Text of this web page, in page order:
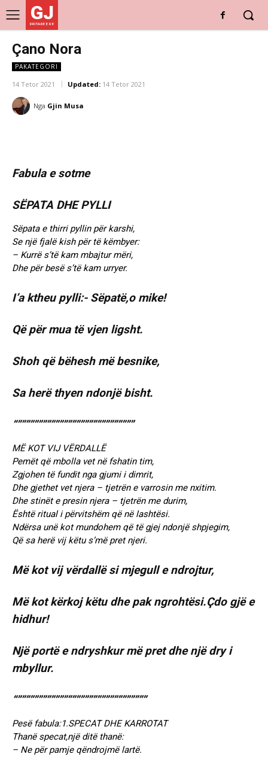
GJ
DRITARE E RE
Çano Nora
PAKATEGORI
14 Tetor 2021 Updated: 14 Tetor 2021
Nga Gjin Musa
Fabula e sotme
SËPATA DHE PYLLI
Sëpata e thirri pyllin për karshi,
Se një fjalë kish për të këmbyer:
– Kurrë s’të kam mbajtur mëri,
Dhe për besë s’të kam urryer.
I’a ktheu pylli:- Sëpatë,o mike!
Që për mua të vjen ligsht.
Shoh që bëhesh më besnike,
Sa herë thyen ndonjë bisht.
“””””””””””””””””””””””””””””
MË KOT VIJ VËRDALLË
Pemët që mbolla vet në fshatin tim,
Zgjohen të fundit nga gjumi i dimrit,
Dhe gjethet vet njera – tjetrën e varrosin me nxitim.
Dhe stinët e presin njera – tjetrën me durim,
Është ritual i përvitshëm që në lashtësi.
Ndërsa unë kot mundohem që të gjej ndonjë shpjegim,
Që sa herë vij këtu s’më pret njeri.
Më kot vij vërdallë si mjegull e ndrojtur,
Më kot kërkoj këtu dhe pak ngrohtësi.Çdo gjë e
hidhur!
Një portë e ndryshkur më pret dhe një dry i
mbyllur.
“”””””””””””””””””””””””””””””””
Pesë fabula:1.SPECAT DHE KARROTAT
Thanë specat,një ditë thanë:
– Ne për pamje qëndrojmë lartë.